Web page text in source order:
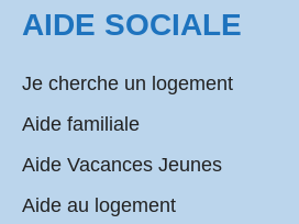
AIDE SOCIALE
Je cherche un logement
Aide familiale
Aide Vacances Jeunes
Aide au logement